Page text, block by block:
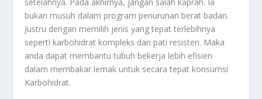
bukan musuh dalam program penurunan berat badan.
Justru dengan memilih jenis yang tepat terlebihnya
seperti karbohidrat kompleks dan pati resisten. Maka
anda dapat membantu tubuh bekerja lebih efisien
dalam membakar lemak untuk secara tepat konsumsi
Karbohidrat.